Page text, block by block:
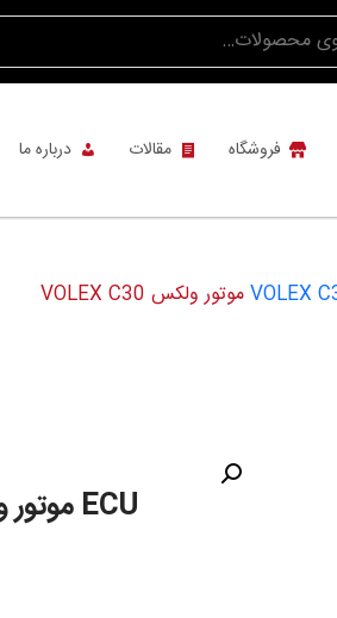
فروشگاه مقالات درباره ما
ECU موتور ولکس VOLEX C30